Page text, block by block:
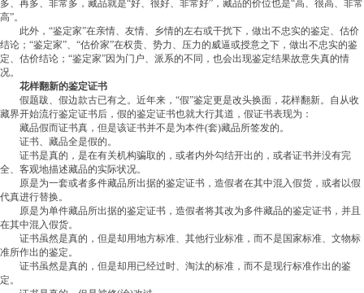
多、再多、非常多，藏品就是“好、很好、非常好”，藏品的价位也是“高、很高、非常
高”。
此外，“鉴定家”在亲情、友情、乡情的左右或干扰下，做出不忠实的鉴定、估价
结论；“鉴定家”、“估价家”在权贵、势力、压力的威逼或授意之下，做出不忠实的鉴
定、估价结论；“鉴定家”因为门户、派系的不同，也会出现鉴定结果故意失真的情
况。
花样翻新的鉴定证书
假题跋、假边款古已有之。近年来，“假”鉴定更是改头换面，花样翻新。自从收
藏界开始流行鉴定证书后，假的鉴定证书也就大行其道，假证书表现为：
藏品假而证书真，但是该证书并不是为本件(套)藏品所签发的。
证书、藏品全是假的。
证书是真的，是在有关机构骗取的，或者内外勾结开出的，或者证书并没有完
全、客观地描述藏品的实际状况。
原是为一套或者多件藏品所出据的鉴定证书，造假者在其中混入假货，或者以假
代真进行替换。
原是为单件藏品所出据的鉴定证书，造假者将其改为多件藏品的鉴定证书，并且
在其中混入假货。
证书虽然是真的，但是却用地方标准、其他行业标准，而不是国家标准、文物标
准所作出的鉴定。
证书虽然是真的，但是却用已经过时、淘汰的标准，而不是现行标准作出的鉴
定。